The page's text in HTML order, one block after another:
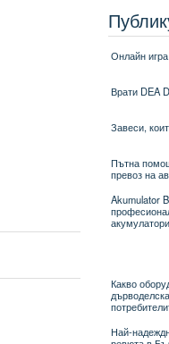
Онлайн
Врати DEA
Завеси,
Пътна
превоз на
Akumulator
Какво
Най-